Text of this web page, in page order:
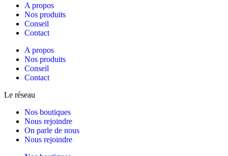
A propos
Nos produits
Conseil
Contact
A propos
Nos produits
Conseil
Contact
Le réseau
Nos boutiques
Nous rejoindre
On parle de nous
Nous rejoindre